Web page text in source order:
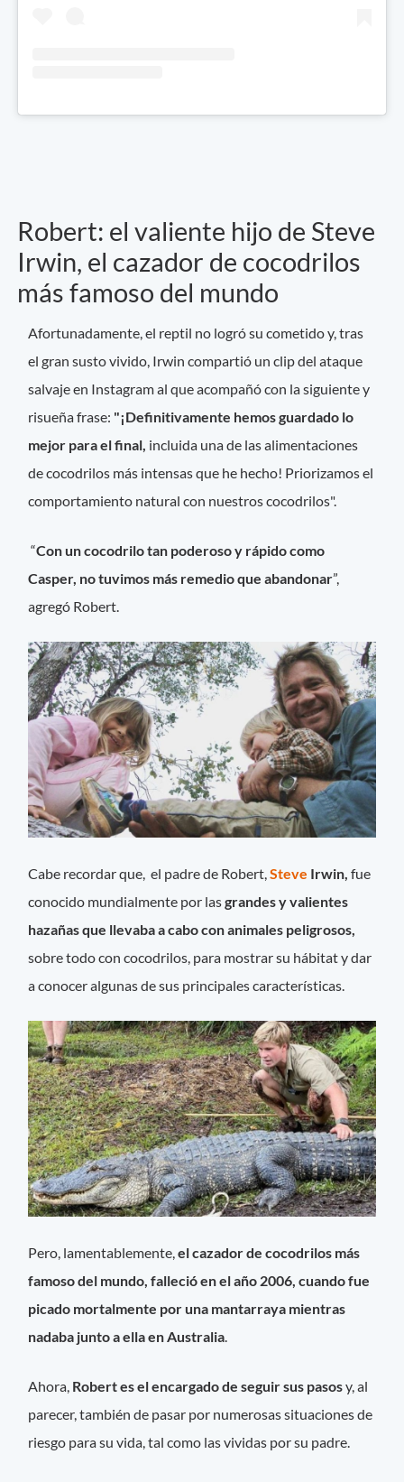
Robert: el valiente hijo de Steve
Irwin, el cazador de cocodrilos
más famoso del mundo
Afortunadamente, el reptil no logró su cometido y, tras
el gran susto vivido, Irwin compartió un clip del ataque
salvaje en Instagram al que acompañó con la siguiente y
risueña frase: "¡Definitivamente hemos guardado lo
mejor para el final, incluida una de las alimentaciones
de cocodrilos más intensas que he hecho! Priorizamos el
comportamiento natural con nuestros cocodrilos".
“Con un cocodrilo tan poderoso y rápido como
Casper, no tuvimos más remedio que abandonar”,
agregó Robert.
Cabe recordar que, el padre de Robert,Steve Irwin, fue
conocido mundialmente por lasgrandes y valientes
hazañas que llevaba a cabo con animales peligrosos,
sobre todo con cocodrilos, para mostrar su hábitat y dar
a conocer algunas de sus principales características.
Pero, lamentablemente,el cazador de cocodrilos más
famoso del mundo, falleció en el año 2006, cuando fue
picado mortalmente por una mantarraya mientras
nadaba junto a ella en Australia.
Ahora, Robert es el encargado de seguir sus pasosy, al
parecer, también de pasar por numerosas situaciones de
riesgo para su vida, tal como las vividas por su padre.